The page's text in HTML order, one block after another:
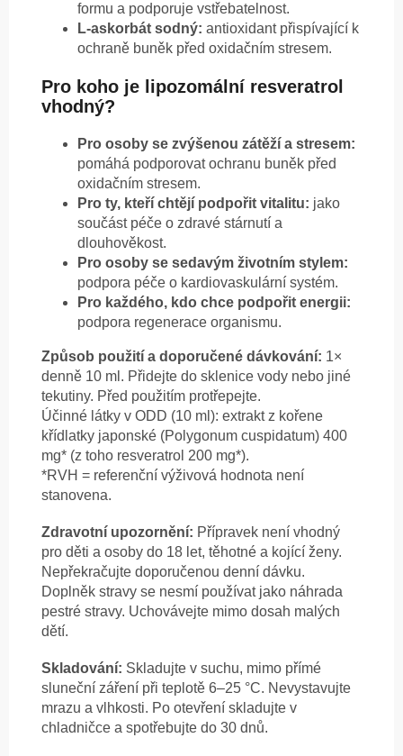
formu a podporuje vstřebatelnost.
L-askorbát sodný: antioxidant přispívající k
ochraně buněk před oxidačním stresem.
Pro koho je lipozomální resveratrol
vhodný?
Pro osoby se zvýšenou zátěží a stresem:
pomáhá podporovat ochranu buněk před
oxidačním stresem.
Pro ty, kteří chtějí podpořit vitalitu: jako
součást péče o zdravé stárnutí a
dlouhověkost.
Pro osoby se sedavým životním stylem:
podpora péče o kardiovaskulární systém.
Pro každého, kdo chce podpořit energii:
podpora regenerace organismu.
Způsob použití a doporučené dávkování: 1×
denně 10 ml. Přidejte do sklenice vody nebo jiné
tekutiny. Před použitím protřepejte.
Účinné látky v ODD (10 ml): extrakt z kořene
křídlatky japonské (Polygonum cuspidatum) 400
mg* (z toho resveratrol 200 mg*).
*RVH = referenční výživová hodnota není
stanovena.
Zdravotní upozornění: Přípravek není vhodný
pro děti a osoby do 18 let, těhotné a kojící ženy.
Nepřekračujte doporučenou denní dávku.
Doplněk stravy se nesmí používat jako náhrada
pestré stravy. Uchovávejte mimo dosah malých
dětí.
Skladování: Skladujte v suchu, mimo přímé
sluneční záření při teplotě 6–25 °C. Nevystavujte
mrazu a vlhkosti. Po otevření skladujte v
chladničce a spotřebujte do 30 dnů.